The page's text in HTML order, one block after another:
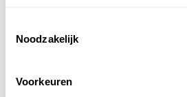
Noodzakelijk
Voorkeuren
serene sfeer. Deze term roept ook
kajakken. Men kan er vogels en
observeren in een beschermd